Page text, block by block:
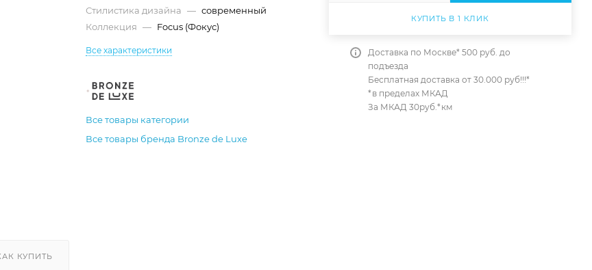
Стилистика дизайна — современный
Коллекция — Focus (Фокус)
Все характеристики
Все товары категории
Все товары бренда Bronze de Luxe
КУПИТЬ В 1 КЛИК
Доставка по Москве* 500 руб. до
подъезда
Бесплатная доставка от 30.000 руб!!!*
*в пределах МКАД
За МКАД 30руб.*км
КУПИТЬ